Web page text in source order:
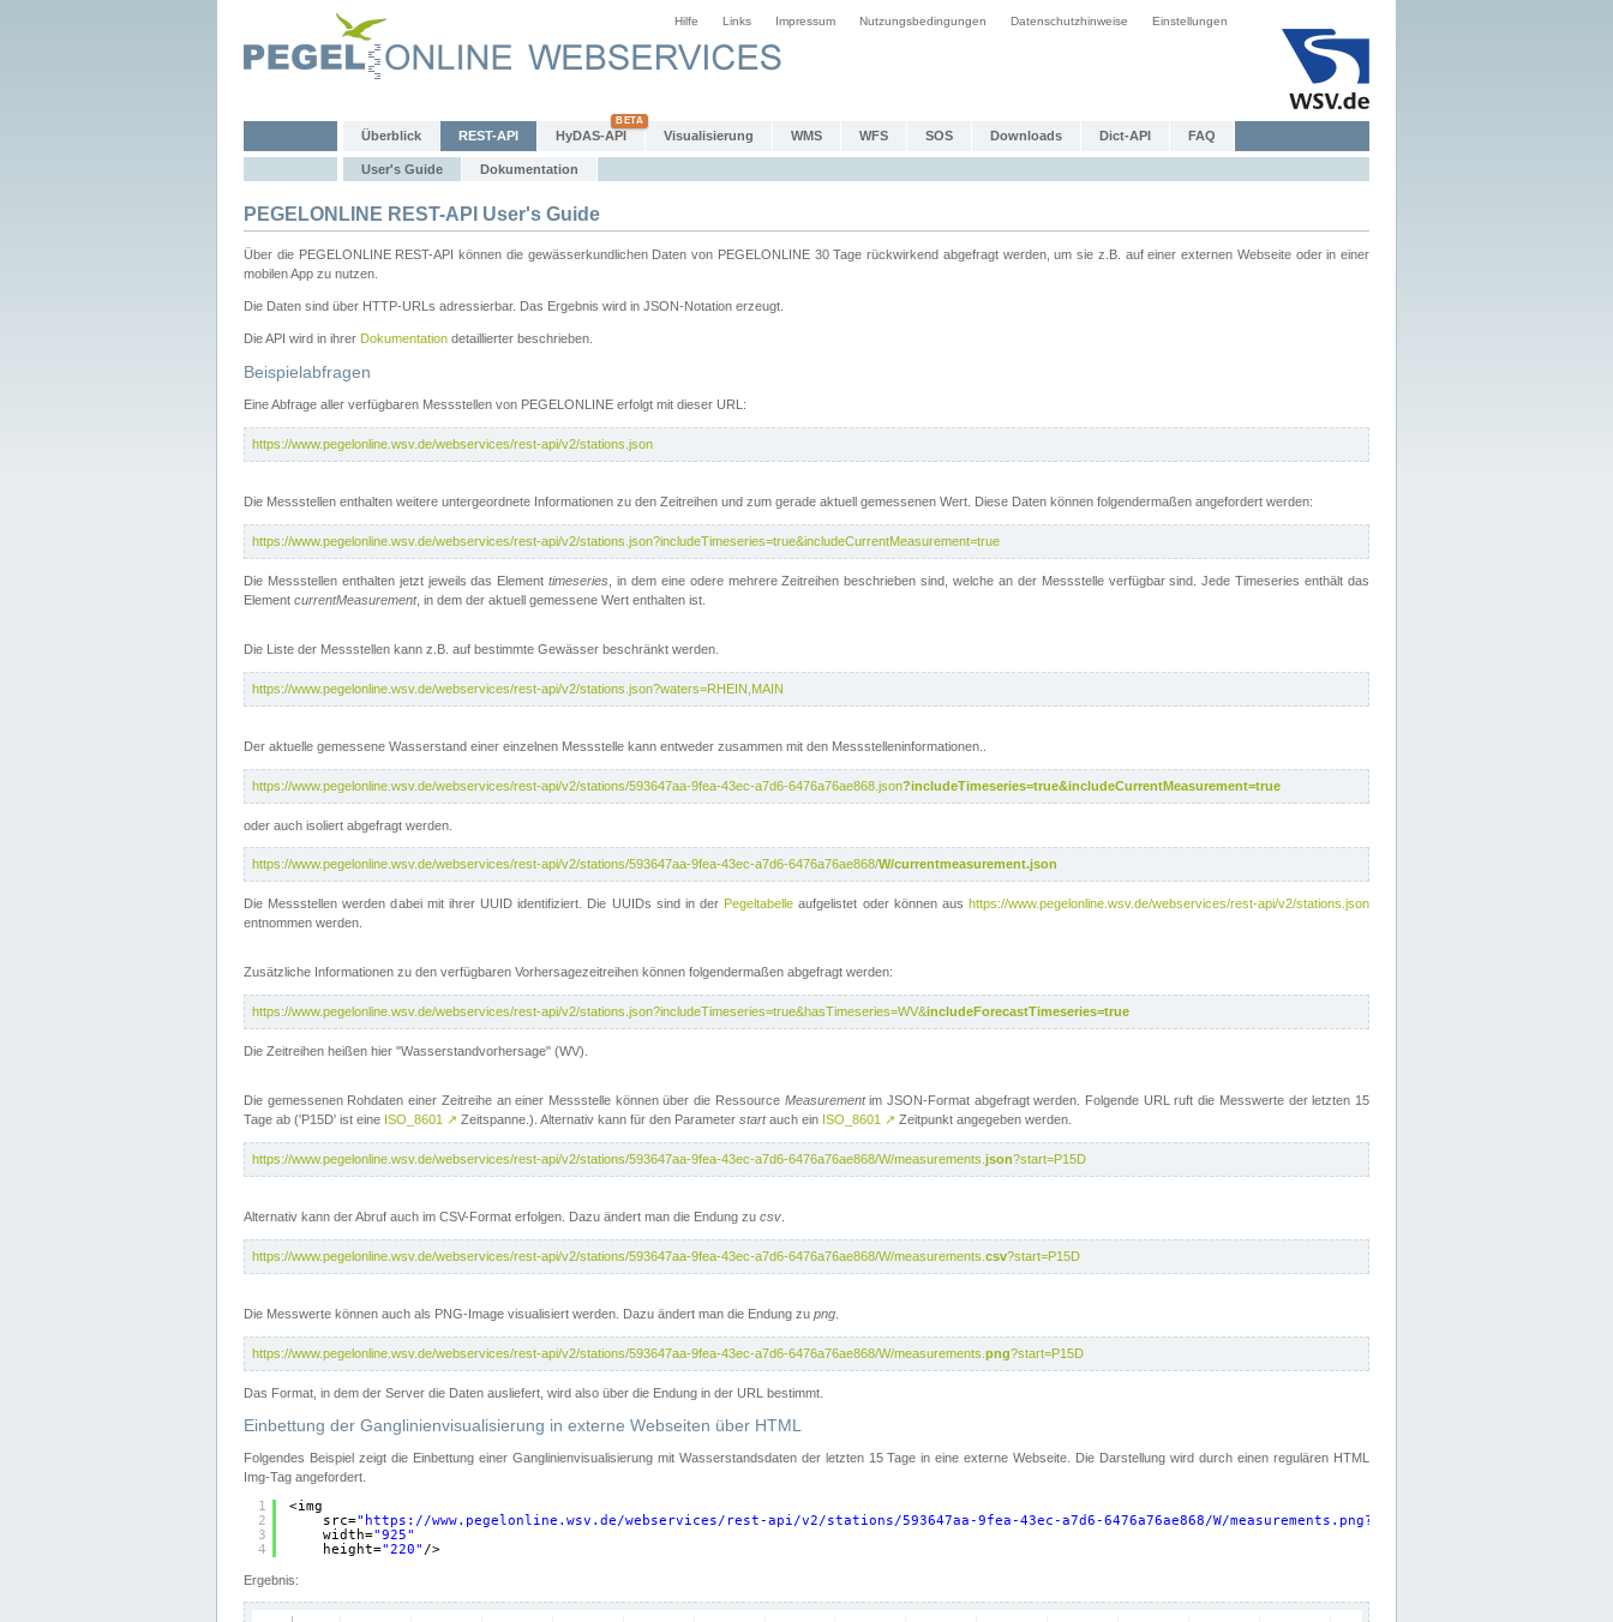
Hilfe Links Impressum Nutzungsbedingungen Datenschutzhinweise Einstellungen
Überblick REST-API HyDAS-API Visualisierung WMS WFS SOS Downloads Dict-API FAQ
User's Guide Dokumentation
PEGELONLINE REST-API User's Guide
Über die PEGELONLINE REST-API können die gewässerkundlichen Daten von PEGELONLINE 30 Tage rückwirkend abgefragt werden, um sie z.B. auf einer externen Webseite oder in einer
mobilen App zu nutzen.
Die Daten sind über HTTP-URLs adressierbar. Das Ergebnis wird in JSON-Notation erzeugt.
Die API wird in ihrer Dokumentation detaillierter beschrieben.
Beispielabfragen
Eine Abfrage aller verfügbaren Messstellen von PEGELONLINE erfolgt mit dieser URL:
https://www.pegelonline.wsv.de/webservices/rest-api/v2/stations.json
Die Messstellen enthalten weitere untergeordnete Informationen zu den Zeitreihen und zum gerade aktuell gemessenen Wert. Diese Daten können folgendermaßen angefordert werden:
https://www.pegelonline.wsv.de/webservices/rest-api/v2/stations.json?includeTimeseries=true&includeCurrentMeasurement=true
Die Messstellen enthalten jetzt jeweils das Elementtimeseries , in dem eine odere mehrere Zeitreihen beschrieben sind, welche an der Messstelle verfügbar sind. Jede Timeseries enthält das
Element currentMeasurement, in dem der aktuell gemessene Wert enthalten ist.
Die Liste der Messstellen kann z.B. auf bestimmte Gewässer beschränkt werden.
https://www.pegelonline.wsv.de/webservices/rest-api/v2/stations.json?waters=RHEIN,MAIN
Der aktuelle gemessene Wasserstand einer einzelnen Messstelle kann entweder zusammen mit den Messstelleninformationen..
https://www.pegelonline.wsv.de/webservices/rest-api/v2/stations/593647aa-9fea-43ec-a7d6-6476a76ae868.json?includeTimeseries=true&includeCurrentMeasurement=true
oder auch isoliert abgefragt werden.
https://www.pegelonline.wsv.de/webservices/rest-api/v2/stations/593647aa-9fea-43ec-a7d6-6476a76ae868/W/currentmeasurement.json
Die Messstellen werden dabei mit ihrer UUID identifiziert. Die UUIDs sind in der Pegeltabelle aufgelistet oder können aushttps://www.pegelonline.wsv.de/webservices/rest-api/v2/stations.json
entnommen werden.
Zusätzliche Informationen zu den verfügbaren Vorhersagezeitreihen können folgendermaßen abgefragt werden:
https://www.pegelonline.wsv.de/webservices/rest-api/v2/stations.json?includeTimeseries=true&hasTimeseries=WV&includeForecastTimeseries=true
Die Zeitreihen heißen hier "Wasserstandvorhersage" (WV).
Die gemessenen Rohdaten einer Zeitreihe an einer Messstelle können über die Ressource Measurementim JSON-Format abgefragt werden. Folgende URL ruft die Messwerte der letzten 15
Tage ab ('P15D' ist eine ISO_8601 ↗ Zeitspanne.). Alternativ kann für den Parameter startauch ein ISO_8601 ↗ Zeitpunkt angegeben werden.
https://www.pegelonline.wsv.de/webservices/rest-api/v2/stations/593647aa-9fea-43ec-a7d6-6476a76ae868/W/measurements. json?start=P15D
Alternativ kann der Abruf auch im CSV-Format erfolgen. Dazu ändert man die Endung zu csv
https://www.pegelonline.wsv.de/webservices/rest-api/v2/stations/593647aa-9fea-43ec-a7d6-6476a76ae868/W/measurements. csv?start=P15D
Die Messwerte können auch als PNG-Image visualisiert werden. Dazu ändert man die Endung zu png
https://www.pegelonline.wsv.de/webservices/rest-api/v2/stations/593647aa-9fea-43ec-a7d6-6476a76ae868/W/measurements. png?start=P15D
Das Format, in dem der Server die Daten ausliefert, wird also über die Endung in der URL bestimmt.
Einbettung der Ganglinienvisualisierung in externe Webseiten über HTML
Folgendes Beispiel zeigt die Einbettung einer Ganglinienvisualisierung mit Wasserstandsdaten der letzten 15 Tage in eine externe Webseite. Die Darstellung wird durch einen regulären HTML
Img-Tag angefordert.
1
2
3
4
<img
src=" https://www.pegelonline.wsv.de/webservices/rest-api/v2/stations/593647aa-9fea-43ec-a7d6-6476a76ae868/W/
width="925"
height="220" />
Ergebnis: